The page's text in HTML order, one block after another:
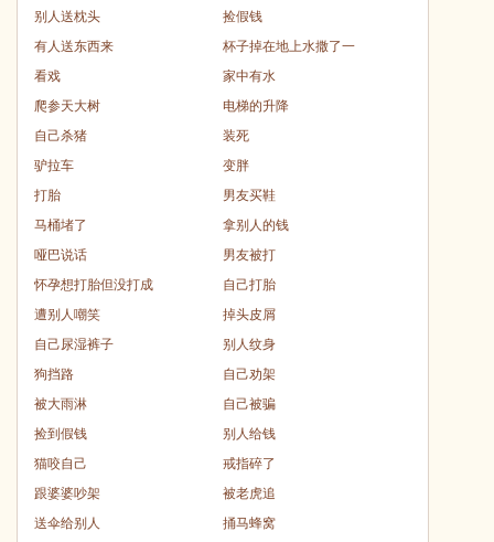
别人送枕头
捡假钱
有人送东西来
杯子掉在地上水撒了一
看戏
家中有水
爬参天大树
电梯的升降
自己杀猪
装死
驴拉车
变胖
打胎
男友买鞋
马桶堵了
拿别人的钱
哑巴说话
男友被打
怀孕想打胎但没打成
自己打胎
遭别人嘲笑
掉头皮屑
自己尿湿裤子
别人纹身
狗挡路
自己劝架
被大雨淋
自己被骗
捡到假钱
别人给钱
猫咬自己
戒指碎了
跟婆婆吵架
被老虎追
送伞给别人
捅马蜂窝